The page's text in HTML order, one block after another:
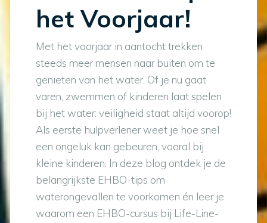
het Voorjaar!
Met het voorjaar in aantocht trekken
steeds meer mensen naar buiten om te
genieten van het water. Of je nu gaat
varen, zwemmen of kinderen laat spelen
bij het water: veiligheid staat altijd voorop!
Als eerste hulpverlener weet je hoe snel
een ongeluk kan gebeuren, vooral bij
kleine kinderen. In deze blog ontdek je de
belangrijkste EHBO-tips om
waterongevallen te voorkomen én leer je
waarom een EHBO-cursus bij Life-Line-